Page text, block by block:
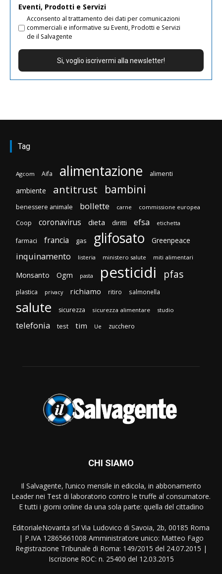
Eventi, Prodotti e Servizi
Acconsento al trattamento dei dati per comunicazioni
commerciali e informative su Eventi, Prodotti e Servizi
de il Salvagente
Tag
Agcom Aifa alimentazione alimenti
ambiente antitrust bambini
benessere animale bollette carne commissione europea
Coop coronavirus dieta diritti efsa etichetta
farmaci francia gas glifosato Greenpeace
inquinamento listeria ministero salute miti alimentari
Monsanto Ogm pasta pesticidi pfas
plastica privacy richiamo ritiro salmonella
salute sicurezza sicurezza alimentare studio
telefonia test tim Ue zucchero
CHI SIAMO
Il Salvagente, l’unico mensile in edicola, in abbonamento
Leader nei Test di laboratorio contro le truffe al consumatore.
E tutti i giorni online da una sola parte: quella del cittadino
EditorialeNovanta srl Via Ludovico di Savoia, 2b, 00185 Roma
| P.IVA 12865661008 Amministratore unico: Matteo Fago
Registrazione Tribunale di Roma: 149/2015 del 24.07.2015 |
Iscrizione ROC: n. 25400 del 12.03.2015